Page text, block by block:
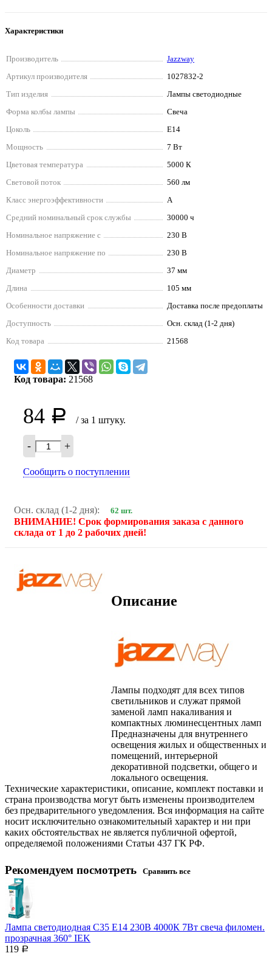
Характеристики
Производитель
Jazzway
Артикул производителя
1027832-2
Тип изделия
Лампы светодиодные
Форма колбы лампы
Свеча
Цоколь
E14
Мощность
7 Вт
Цветовая температура
5000 К
Световой поток
560 лм
Класс энергоэффективности
A
Средний номинальный срок службы
30000 ч
Номинальное напряжение с
230 В
Номинальное напряжение по
230 В
Диаметр
37 мм
Длина
105 мм
Особенности доставки
Доставка после предоплаты
Доступность
Осн. склад (1-2 дня)
Код товара
21568
Код товара: 21568
84 Р / за 1 штуку.
- +
Сообщить о поступлении
Осн. склад (1-2 дня): 62 шт.
ВНИМАНИЕ! Срок формирования заказа с данного
склада от 1 до 2 рабочих дней!
Описание
Лампы подходят для всех типов
светильников и служат прямой
заменой ламп накаливания и
компактных люминесцентных ламп
Предназначены для внутреннего
освещения жилых и общественных и
помещений, интерьерной
декоративной подсветки, общего и
локального освещения.
Технические характеристики, описание, комплект поставки и
страна производства могут быть изменены производителем
без предварительного уведомления. Вся информация на сайте
носит исключительно ознакомительный характер и ни при
каких обстоятельствах не является публичной офертой,
определяемой положениями Статьи 437 ГК РФ.
Рекомендуем посмотреть Сравнить все
Лампа светодиодная C35 Е14 230В 4000К 7Вт свеча филомен.
прозрачная 360° IEK
119 Р